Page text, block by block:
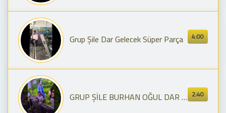
4:00
Grup Şile Dar Gelecek Süper Parça
2:40
GRUP ŞİLE BURHAN OĞUL DAR GELECEK